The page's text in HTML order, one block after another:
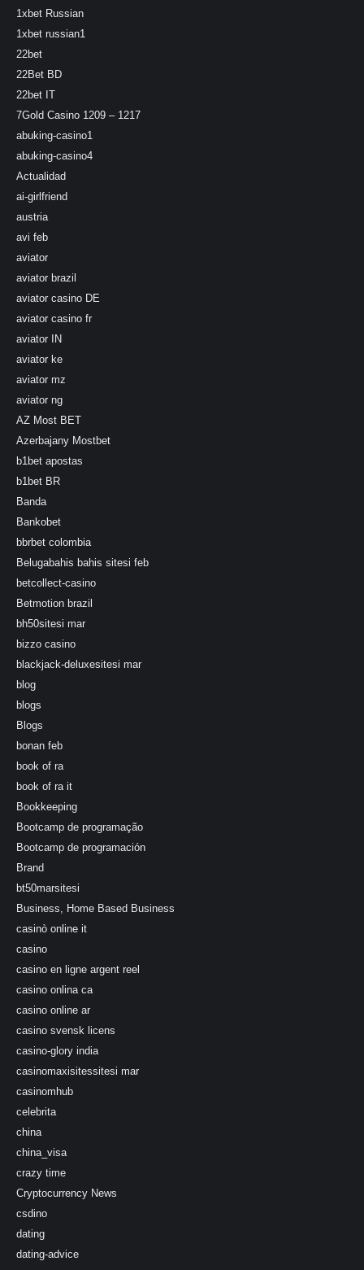
1xbet Russian
1xbet russian1
22bet
22Bet BD
22bet IT
7Gold Casino 1209 – 1217
abuking-casino1
abuking-casino4
Actualidad
ai-girlfriend
austria
avi feb
aviator
aviator brazil
aviator casino DE
aviator casino fr
aviator IN
aviator ke
aviator mz
aviator ng
AZ Most BET
Azerbajany Mostbet
b1bet apostas
b1bet BR
Banda
Bankobet
bbrbet colombia
Belugabahis bahis sitesi feb
betcollect-casino
Betmotion brazil
bh50sitesi mar
bizzo casino
blackjack-deluxesitesi mar
blog
blogs
Blogs
bonan feb
book of ra
book of ra it
Bookkeeping
Bootcamp de programação
Bootcamp de programación
Brand
bt50marsitesi
Business, Home Based Business
casinò online it
casino
casino en ligne argent reel
casino onlina ca
casino online ar
casino svensk licens
casino-glory india
casinomaxisitessitesi mar
casinomhub
celebrita
china
china_visa
crazy time
Cryptocurrency News
csdino
dating
dating-advice